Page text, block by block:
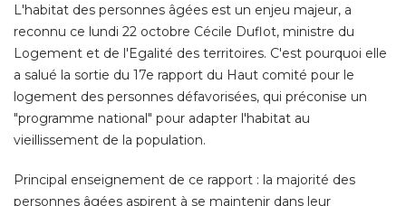
L'habitat des personnes âgées est un enjeu majeur, a
reconnu ce lundi 22 octobre Cécile Duflot, ministre du
Logement et de l'Egalité des territoires. C'est pourquoi elle
a salué la sortie du 17e rapport du Haut comité pour le
logement des personnes défavorisées, qui préconise un
"programme national" pour adapter l'habitat au
vieillissement de la population.
Principal enseignement de ce rapport : la majorité des
personnes âgées aspirent à se maintenir dans leur